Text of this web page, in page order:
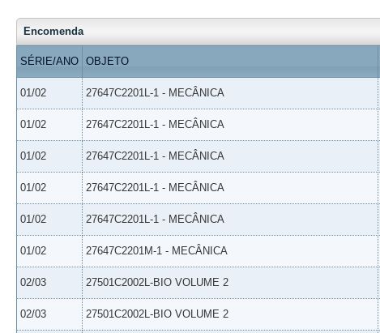
Encomenda
SÉRIE/ANO OBJETO
01/02 27647C2201L-1 - MECÂNICA
01/02 27647C2201L-1 - MECÂNICA
01/02 27647C2201L-1 - MECÂNICA
01/02 27647C2201L-1 - MECÂNICA
01/02 27647C2201L-1 - MECÂNICA
01/02 27647C2201M-1 - MECÂNICA
02/03 27501C2002L-BIO VOLUME 2
02/03 27501C2002L-BIO VOLUME 2